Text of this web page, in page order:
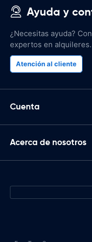
Ayuda y
¿Necesitas ayuda?
expertos en alquileres.
Atención al cliente
Cuenta
Acerca de nosotros